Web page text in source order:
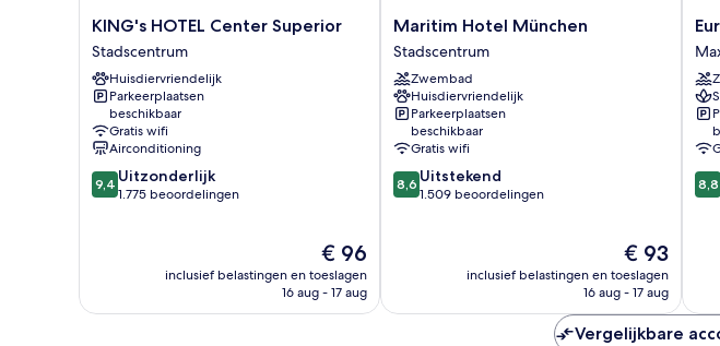
KING's
HOTEL
Center
Superior
Stadscentrum
KING's HOTEL Center Superior
Stadscentrum
Huisdiervriendelijk
Parkeerplaatsen
beschikbaar
Gratis wifi
Airconditioning
9.4
van
beoordelingen
9,4 Uitzonderlijk
1.775 beoordelingen
De
prijs
is
€ 96
inclusief belastingen en toeslagen
16 aug - 17 aug
Maritim
Hotel
München
Stadscentrum
Maritim Hotel München
Stadscentrum
Zwembad
Huisdiervriendelijk
Parkeerplaatsen
beschikbaar
Gratis wifi
8.6
van
beoordelingen
8,6 Uitstekend
1.509 beoordelingen
De
prijs
is
€ 93
inclusief belastingen en toeslagen
16 aug - 17 aug
8.8
van
8,8
Vergelijkbare